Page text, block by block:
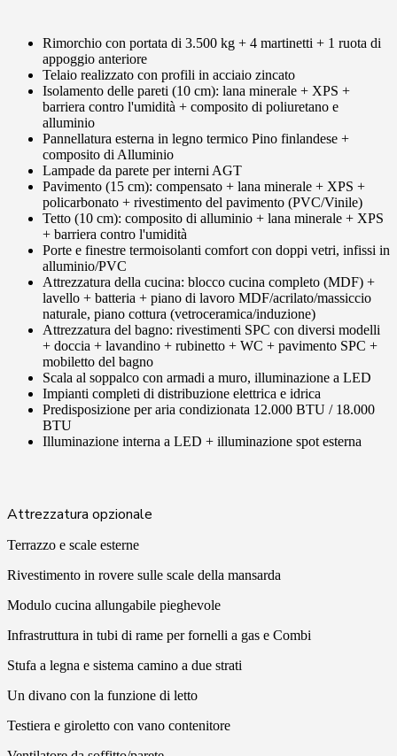
Rimorchio con portata di 3.500 kg + 4 martinetti + 1 ruota di
appoggio anteriore
Telaio realizzato con profili in acciaio zincato
Isolamento delle pareti (10 cm): lana minerale + XPS +
barriera contro l'umidità + composito di poliuretano e
alluminio
Pannellatura esterna in legno termico Pino finlandese +
composito di Alluminio
Lampade da parete per interni AGT
Pavimento (15 cm): compensato + lana minerale + XPS +
policarbonato + rivestimento del pavimento (PVC/Vinile)
Tetto (10 cm): composito di alluminio + lana minerale + XPS
+ barriera contro l'umidità
Porte e finestre termoisolanti comfort con doppi vetri, infissi in
alluminio/PVC
Attrezzatura della cucina: blocco cucina completo (MDF) +
lavello + batteria + piano di lavoro MDF/acrilato/massiccio
naturale, piano cottura (vetroceramica/induzione)
Attrezzatura del bagno: rivestimenti SPC con diversi modelli
+ doccia + lavandino + rubinetto + WC + pavimento SPC +
mobiletto del bagno
Scala al soppalco con armadi a muro, illuminazione a LED
Impianti completi di distribuzione elettrica e idrica
Predisposizione per aria condizionata 12.000 BTU / 18.000
BTU
Illuminazione interna a LED + illuminazione spot esterna
Attrezzatura opzionale
Terrazzo e scale esterne
Rivestimento in rovere sulle scale della mansarda
Modulo cucina allungabile pieghevole
Infrastruttura in tubi di rame per fornelli a gas e Combi
Stufa a legna e sistema camino a due strati
Un divano con la funzione di letto
Testiera e giroletto con vano contenitore